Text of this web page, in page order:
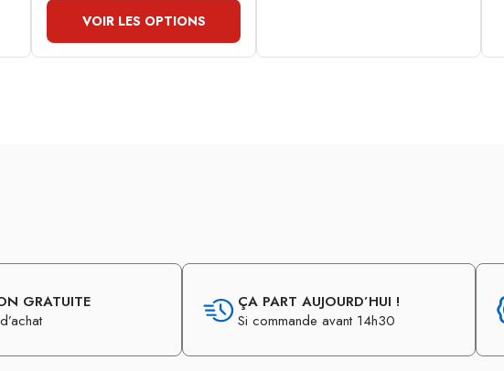
VOIR LES OPTIONS
GRATUITE
ÇA PART AUJOURD’HUI !
Si commande avant 14h30